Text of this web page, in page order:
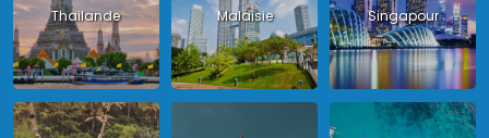
Thailande Malaisie Singapour